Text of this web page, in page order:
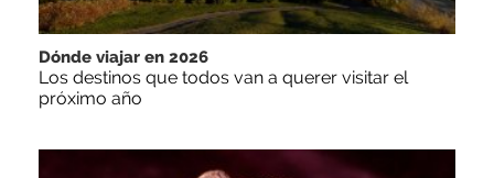
Dónde viajar en 2026
Los destinos que todos van a querer visitar el
próximo año